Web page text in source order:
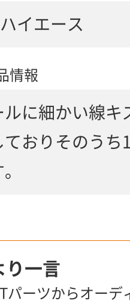
イエース
情報
ルに細かい線キ
ておりそのうち
り一言
パーツからオー